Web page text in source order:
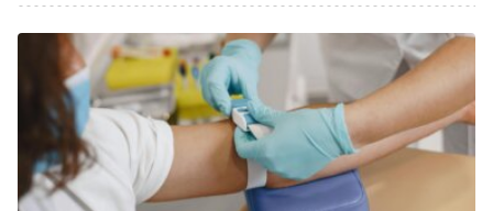
Reyes A. Calzado en la edad pediátrica Footwear in
pediatric age. Criterio pediátrico
Acta Pediatr Mex. 2018 mar;39(2):202-207. Disponible en
http://www.scielo.org.mx/pdf/apm/v39n2/2395-8235-apm-
39-02-202.pdf
C. Calvo Rey, M.L. García García, I. Casas Flecha, P. Pérez
Breña. Infecciones respiratorias virales. Protocolos